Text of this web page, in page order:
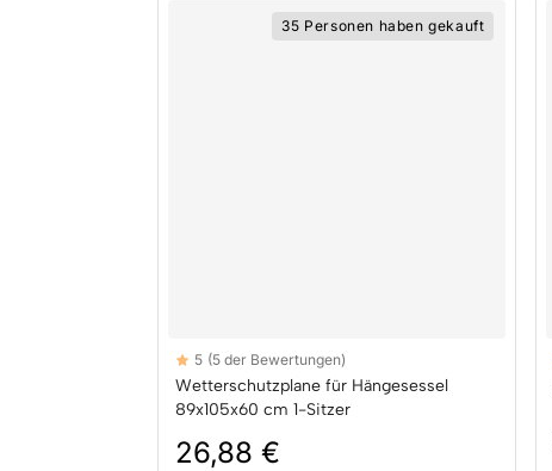
35 Personen haben gekauft
Reviews
5 out of 5 stars
5 (5 der Bewertungen)
Wetterschutzplane für Hängesessel
89x105x60 cm 1-Sitzer
26,88 €